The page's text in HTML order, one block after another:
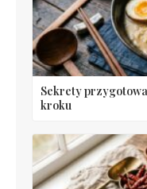
Sekrety
kroku